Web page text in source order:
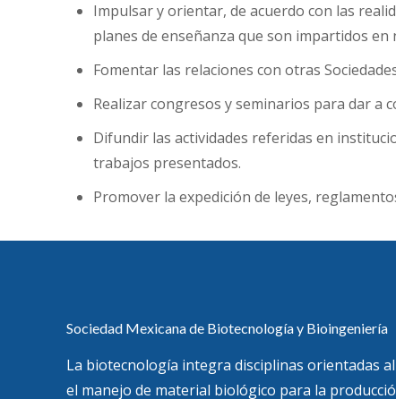
Impulsar y orientar, de acuerdo con las
planes de enseñanza que son impartidos en
Fomentar las relaciones con otras
Realizar congresos y seminarios para dar a
Difundir las actividades referidas en
trabajos presentados.
Promover la expedición de leyes,
Sociedad Mexicana de Biotecnología y Bioingeniería
La biotecnología integra disciplinas orientadas
el manejo de material biológico para la